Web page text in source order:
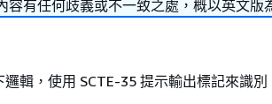
有任何歧義或不一致之處，概以英文版
輯，使用 SCTE-35 提示輸出標記來識別